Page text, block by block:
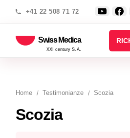
+41 22 508 71 72
Swiss Medica
XXI century S.A.
Home Testimonianze Scozia
Scozia